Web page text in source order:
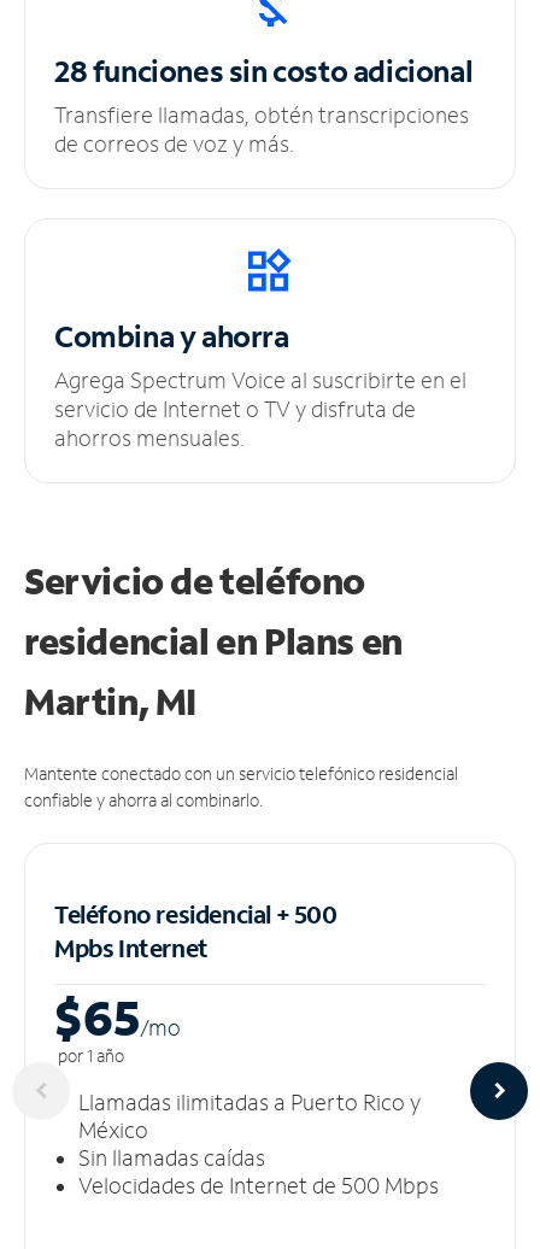
28 funciones sincosto adicional
Transfiere llamadas, obtén transcripciones
de correos de voz y más.
Combina y ahorra
Agrega Spectrum Voice al suscribirte en el
servicio de Internet o TV y disfruta de
ahorros mensuales.
Servicio de teléfono
residencial en Plans en
Martin, MI
Mantente conectado con un servicio telefónico residencial
confiable y ahorra al combinarlo.
Teléfono residencial + 500
MpbsInternet
$65/mo
por 1 año
Llamadas ilimitadas a Puerto Rico y
México
Sin llamadas caídas
Velocidades de Internet de 500 Mbps